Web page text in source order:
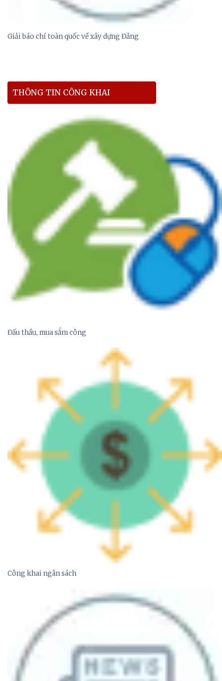
Giải báo chí toàn quốc về xây dựng Đảng
THÔNG TIN CÔNG KHAI
Đấu thầu, mua sắm công
Công khai ngân sách